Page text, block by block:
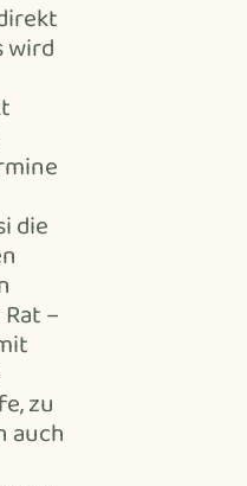
wird
die
–
zu
auch